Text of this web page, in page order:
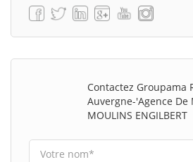
Contactez Groupama
Auvergne-'Agence
MOULINS ENGILBERT